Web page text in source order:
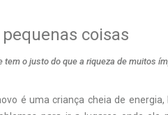
coisas
tem o justo do que a riqueza de muitos
é uma criança cheia de